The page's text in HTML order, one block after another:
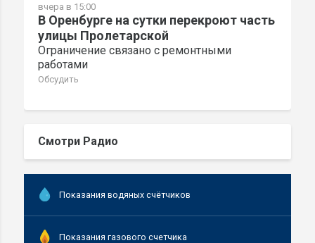
вчера в 15:00
В Оренбурге на сутки перекроют часть
улицы Пролетарской
Ограничение связано с ремонтными
работами
Обсудить
Смотри Радио
Показания водяных счётчиков
Показания газового счетчика